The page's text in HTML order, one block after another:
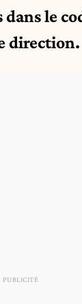
le
direction.​